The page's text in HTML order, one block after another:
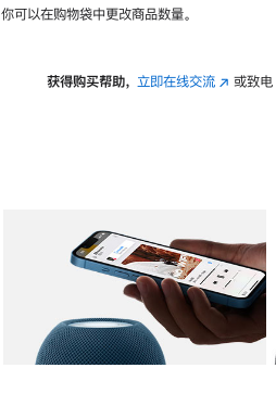
你可以在购物袋中更改商品数量。
获得购买帮助， 立即在线交流(在 或致电
图库 图像 4